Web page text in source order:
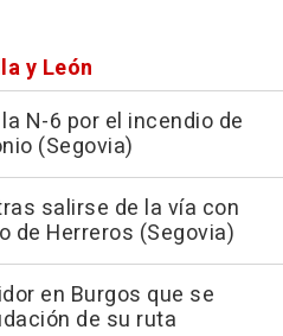
y León
N-6 por el incendio de
(Segovia)
salirse de la vía con
de Herreros (Segovia)
en Burgos que se
de su ruta